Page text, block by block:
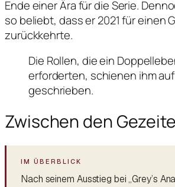
Ende einer Ära für die Serie.
so beliebt, dass er 2021 für einen
zurückkehrte.
Die Rollen, die ein
erforderten, schienen ihm
geschrieben.
Zwischen den
Nach seinem Ausstieg bei „Grey’s